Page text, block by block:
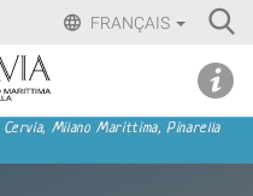
FRANÇAIS
Milano Marittima, Pinarella